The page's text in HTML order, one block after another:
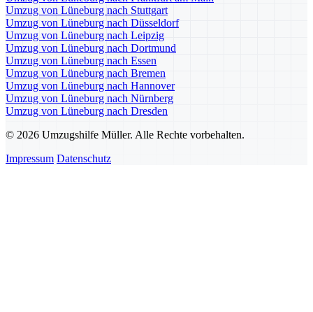
Umzug von Lüneburg nach Stuttgart
Umzug von Lüneburg nach Düsseldorf
Umzug von Lüneburg nach Leipzig
Umzug von Lüneburg nach Dortmund
Umzug von Lüneburg nach Essen
Umzug von Lüneburg nach Bremen
Umzug von Lüneburg nach Hannover
Umzug von Lüneburg nach Nürnberg
Umzug von Lüneburg nach Dresden
© 2026 Umzugshilfe Müller. Alle Rechte vorbehalten.
Impressum Datenschutz